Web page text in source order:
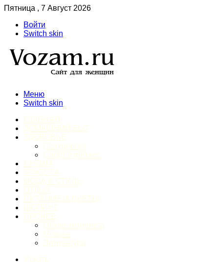
Пятница , 7 Август 2026
Войти
Switch skin
Меню
Switch skin